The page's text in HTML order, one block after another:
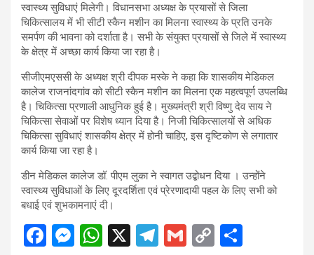
स्वास्थ्य सुविधाएं मिलेगी। विधानसभा अध्यक्ष के प्रयासों से जिला
चिकित्सालय में भी सीटी स्कैन मशीन का मिलना स्वास्थ्य के प्रति उनके
समर्पण की भावना को दर्शाता है। सभी के संयुक्त प्रयासों से जिले में स्वास्थ्य
के क्षेत्र में अच्छा कार्य किया जा रहा है।
सीजीएमएससी के अध्यक्ष श्री दीपक मस्के ने कहा कि शासकीय मेडिकल
कालेज राजनांदगांव को सीटी स्कैन मशीन का मिलना एक महत्वपूर्ण उपलब्धि
है। चिकित्सा प्रणाली आधुनिक हुई है। मुख्यमंत्री श्री विष्णु देव साय ने
चिकित्सा सेवाओं पर विशेष ध्यान दिया है। निजी चिकित्सालयों से अधिक
चिकित्सा सुविधाएं शासकीय क्षेत्र में होनी चाहिए, इस दृष्टिकोण से लगातार
कार्य किया जा रहा है।
डीन मेडिकल कालेज डॉ. पीएम लुका ने स्वागत उद्बोधन दिया । उन्होंने
स्वास्थ्य सुविधाओं के लिए दूरदर्शिता एवं प्रेरणादायी पहल के लिए सभी को
बधाई एवं शुभकामनाएं दी।
F
M W X
T
G
C